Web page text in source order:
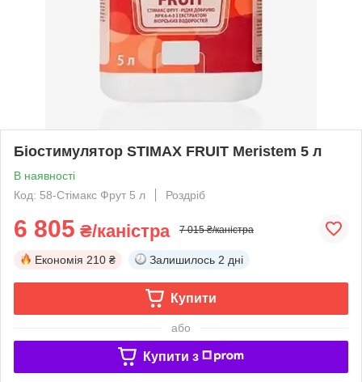
Біостимулятор STIMAX FRUIT Meristem 5 л
В наявності
Код: 58-Стімакс Фрут 5 л
Роздріб
6 805 ₴/каністра 7 015 ₴/каністра
Економія 210 ₴ Залишилось 2 дні
Купити
або
Купити з